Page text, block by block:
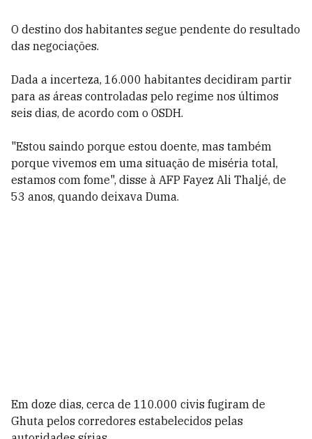
O destino dos habitantes segue pendente do resultado
das negociações.
Dada a incerteza, 16.000 habitantes decidiram partir
para as áreas controladas pelo regime nos últimos
seis dias, de acordo com o OSDH.
"Estou saindo porque estou doente, mas também
porque vivemos em uma situação de miséria total,
estamos com fome", disse à AFP Fayez Ali Thaljé, de
53 anos, quando deixava Duma.
Em doze dias, cerca de 110.000 civis fugiram de
Ghuta pelos corredores estabelecidos pelas